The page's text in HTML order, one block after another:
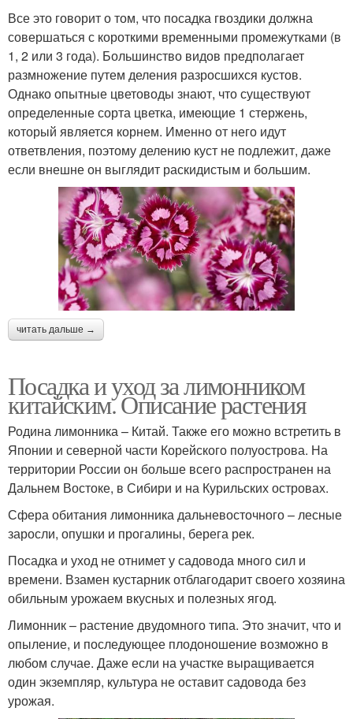
Все это говорит о том, что посадка гвоздики должна
совершаться с короткими временными промежутками (в
1, 2 или 3 года). Большинство видов предполагает
размножение путем деления разросшихся кустов.
Однако опытные цветоводы знают, что существуют
определенные сорта цветка, имеющие 1 стержень,
который является корнем. Именно от него идут
ответвления, поэтому делению куст не подлежит, даже
если внешне он выглядит раскидистым и большим.
читать дальше →
Посадка и уход за лимонником
китайским. Описание растения
Родина лимонника – Китай. Также его можно встретить в
Японии и северной части Корейского полуострова. На
территории России он больше всего распространен на
Дальнем Востоке, в Сибири и на Курильских островах.
Сфера обитания лимонника дальневосточного – лесные
заросли, опушки и прогалины, берега рек.
Посадка и уход не отнимет у садовода много сил и
времени. Взамен кустарник отблагодарит своего хозяина
обильным урожаем вкусных и полезных ягод.
Лимонник – растение двудомного типа. Это значит, что и
опыление, и последующее плодоношение возможно в
любом случае. Даже если на участке выращивается
один экземпляр, культура не оставит садовода без
урожая.